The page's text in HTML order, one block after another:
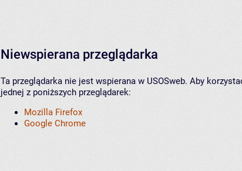
Niewspierana przeglądarka
Ta przeglądarka nie jest wspierana w USOSweb. Aby
jednej z poniższych przeglądarek:
Mozilla Firefox
Google Chrome